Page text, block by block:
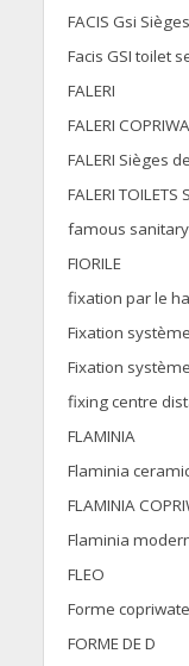
FACIS Gsi
Facis GSI toilet
FALERI
FALERI
FALERI Sièges
FALERI TOILETS
famous
FIORILE
fixation par le
Fixation
Fixation
fixing centre
FLAMINIA
Flaminia
FLAMINIA
Flaminia
FLEO
Forme
FORME DE D